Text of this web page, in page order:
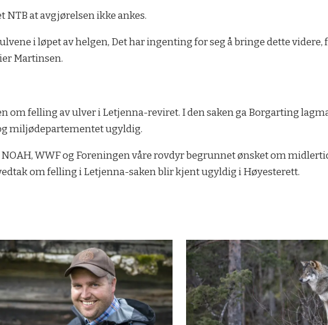
NTB at avgjørelsen ikke ankes.
i løpet av helgen, Det har ingenting for seg å bringe dette videre,
Martinsen.
om felling av ulver i Letjenna-reviret. I den saken ga Borgarting
miljødepartementet ugyldig.
WWF og Foreningen våre rovdyr begrunnet ønsket om
om felling i Letjenna-saken blir kjent ugyldig i Høyesterett.